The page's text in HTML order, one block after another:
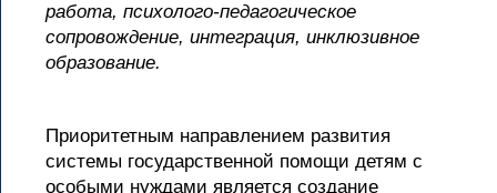
работа, психолого-педагогическое
сопровождение, интеграция, инклюзивное
образование.
Приоритетным направлением развития
системы государственной помощи детям с
особыми нуждами является создание